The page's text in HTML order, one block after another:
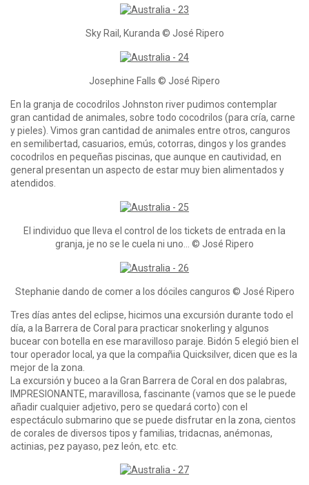
Sky Rail, Kuranda © José Ripero
Josephine Falls © José Ripero
En la granja de cocodrilos Johnston river pudimos contemplar
gran cantidad de animales, sobre todo cocodrilos (para cría, carne
y pieles). Vimos gran cantidad de animales entre otros, canguros
en semilibertad, casuarios, emús, cotorras, dingos y los grandes
cocodrilos en pequeñas piscinas, que aunque en cautividad, en
general presentan un aspecto de estar muy bien alimentados y
atendidos.
El individuo que lleva el control de los tickets de entrada en la
granja, je no se le cuela ni uno… © José Ripero
Stephanie dando de comer a los dóciles canguros © José Ripero
Tres días antes del eclipse, hicimos una excursión durante todo el
día, a la Barrera de Coral para practicar snokerling y algunos
bucear con botella en ese maravilloso paraje. Bidón 5 elegió bien el
tour operador local, ya que la compañia Quicksilver, dicen que es la
mejor de la zona.
La excursión y buceo a la Gran Barrera de Coral en dos palabras,
IMPRESIONANTE, maravillosa, fascinante (vamos que se le puede
añadir cualquier adjetivo, pero se quedará corto) con el
espectáculo submarino que se puede disfrutar en la zona, cientos
de corales de diversos tipos y familias, tridacnas, anémonas,
actinias, pez payaso, pez león, etc. etc.